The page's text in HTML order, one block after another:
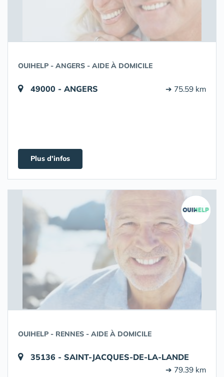
OUIHELP - ANGERS - AIDE À DOMICILE
49000 - ANGERS ➔ 75.59 km
Plus d'infos
OUIHELP - RENNES - AIDE À DOMICILE
35136 - SAINT-JACQUES-DE-LA-LANDE
➔ 79.39 km